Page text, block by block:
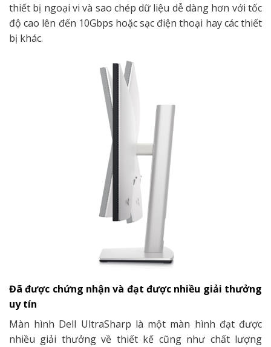
thiết bị ngoại vi và sao chép dữ liệu dễ dàng hơn với tốc
độ cao lên đến 10Gbps hoặc sạc điện thoại hay các thiết
bị khác.
Đã được chứng nhận và đạt được nhiều giải thưởng
uy tín
Màn hình Dell UltraSharp là một màn hình đạt được
nhiều giải thưởng về thiết kế cũng như chất lượng